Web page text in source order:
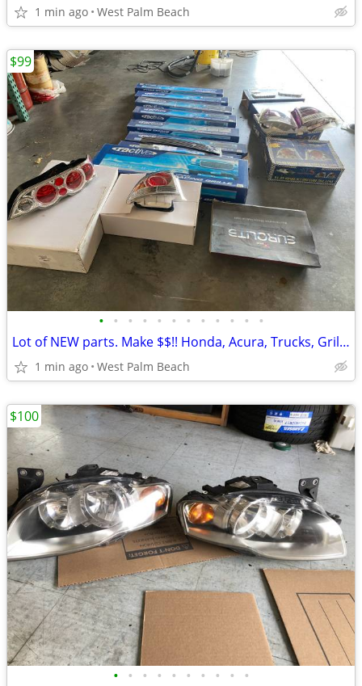
1 min ago West Palm Beach
• • • • • • • • • • • •
Lot of NEW parts. Make $$!! Honda, Acura, Trucks, Grills, Lights
1 min ago West Palm Beach
$99
• • • • • • • • • •
$100